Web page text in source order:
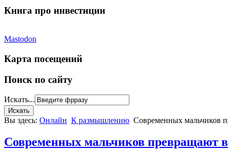
Книга про инвестиции
Mastodon
Карта посещений
Поиск по сайту
Искать...
Вы здесь: Онлайн К размышлению Современных мальчиков
Современных мальчиков превращают